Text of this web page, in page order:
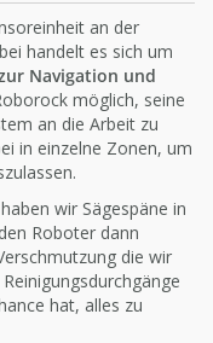
an der
handelt es sich um
Navigation und
möglich, seine
an die Arbeit zu
in einzelne Zonen, um
wir Sägespäne in
Roboter dann
die wir
hat, alles zu